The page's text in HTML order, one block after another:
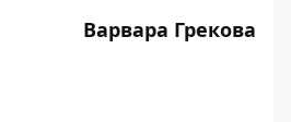
Варвара Грекова